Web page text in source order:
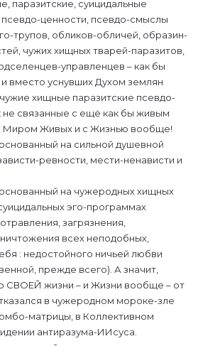
паразитские, суицидальные
ценности, псевдо-смыслы
трупов, обликов-обличей, образин-
чужих хищных тварей-паразитов,
управленцев – как бы
вместо уснувших Духом землян
хищные паразитские псевдо-
не связанные с ещё как бы живым
Миром Живых и с Жизнью вообще!
на сильной душевной
ревности, мести-ненависти и
на чужеродных хищных
эго-программах
загрязнения,
всех неподобных,
: недостойного ничьей любви
прежде всего). А значит,
СВОЕЙ жизни – и Жизни вообще – от
в чужеродном мороке-зле
матрицы, в Коллективном
антиразума-ИИсуса.